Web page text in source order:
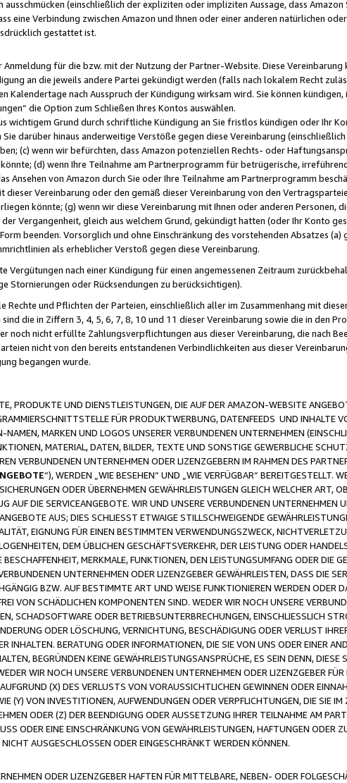
(einschließlich der expliziten oder impliziten Aussage, dass
eine Verbindung zwischen Amazon und Ihnen oder einer anderen natürlichen
gestattet ist.
für die bzw. mit der Nutzung der Partner-Website. Diese Vereinbarung
an die jeweils andere Partei gekündigt werden (falls nach lokalem Recht
Kalendertage nach Ausspruch der Kündigung wirksam wird. Sie können
die Option zum Schließen Ihres Kontos auswählen.
wichtigem Grund durch schriftliche Kündigung an Sie fristlos kündigen oder Ihr
darüber hinaus anderweitige Verstöße gegen diese Vereinbarung
(c) wenn wir befürchten, dass Amazon potenziellen Rechts- oder
(d) wenn Ihre Teilnahme am Partnerprogramm für betrügerische,
Ansehen von Amazon durch Sie oder Ihre Teilnahme am Partnerprogramm
dieser Vereinbarung oder den gemäß dieser Vereinbarung von den
könnte; (g) wenn wir diese Vereinbarung mit Ihnen oder anderen Personen,
Vergangenheit, gleich aus welchem Grund, gekündigt hatten (oder Ihr Konto
beenden. Vorsorglich und ohne Einschränkung des vorstehenden Absatzes
als erheblicher Verstoß gegen diese Vereinbarung.
Vergütungen nach einer Kündigung für einen angemessenen Zeitraum
Stornierungen oder Rücksendungen zu berücksichtigen).
Rechte und Pflichten der Parteien, einschließlich aller im Zusammenhang mit
die in Ziffern 3, 4, 5, 6, 7, 8, 10 und 11 dieser Vereinbarung sowie die in den
noch nicht erfüllte Zahlungsverpflichtungen aus dieser Vereinbarung, die nach
nicht von den bereits entstandenen Verbindlichkeiten aus dieser
begangen wurde.
PRODUKTE UND DIENSTLEISTUNGEN, DIE AUF DER AMAZON-WEBSITE
FÜR PRODUKTWERBUNG, DATENFEEDS UND INHALTE
MARKEN UND LOGOS UNSERER VERBUNDENEN UNTERNEHMEN
MATERIAL, DATEN, BILDER, TEXTE UND SONSTIGE GEWERBLICHE
VERBUNDENEN UNTERNEHMEN ODER LIZENZGEBERN IM RAHMEN DES
“), WERDEN „WIE BESEHEN“ UND „WIE VERFÜGBAR“ BEREITGESTELLT.
ODER ÜBERNEHMEN GEWÄHRLEISTUNGEN GLEICH WELCHER ART,
AUF DIE SERVICEANGEBOTE. WIR UND UNSERE VERBUNDENEN UNTERNEHMEN
AUS; DIES SCHLIESST ETWAIGE STILLSCHWEIGENDE
EIGNUNG FÜR EINEN BESTIMMTEN VERWENDUNGSZWECK,
DEM ÜBLICHEN GESCHÄFTSVERKEHR, DER LEISTUNG ODER
MERKMALE, FUNKTIONEN, DEN LEISTUNGSUMFANG ODER DIE
UNTERNEHMEN ODER LIZENZGEBER GEWÄHRLEISTEN, DASS DIE
BZW. AUF BESTIMMTE ART UND WEISE FUNKTIONIEREN WERDEN ODER
VON SCHÄDLICHEN KOMPONENTEN SIND. WEDER WIR NOCH UNSERE
SCHADSOFTWARE ODER BETRIEBSUNTERBRECHUNGEN, EINSCHLIESSLICH
ODER LÖSCHUNG, VERNICHTUNG, BESCHÄDIGUNG ODER VERLUST
INHALTEN. BERATUNG ODER INFORMATIONEN, DIE SIE VON UNS ODER EINER
BEGRÜNDEN KEINE GEWÄHRLEISTUNGSANSPRÜCHE, ES SEIN DENN, DIESE
WIR NOCH UNSERE VERBUNDENEN UNTERNEHMEN ODER LIZENZGEBER
(X) DES VERLUSTS VON VORAUSSICHTLICHEN GEWINNEN ODER
(Y) VON INVESTITIONEN, AUFWENDUNGEN ODER VERPFLICHTUNGEN, DIE SIE
ODER (Z) DER BEENDIGUNG ODER AUSSETZUNG IHRER TEILNAHME AM
ODER EINE EINSCHRÄNKUNG VON GEWÄHRLEISTUNGEN, HAFTUNGEN ODER
AUSGESCHLOSSEN ODER EINGESCHRÄNKT WERDEN KÖNNEN.
ODER LIZENZGEBER HAFTEN FÜR MITTELBARE, NEBEN- ODER